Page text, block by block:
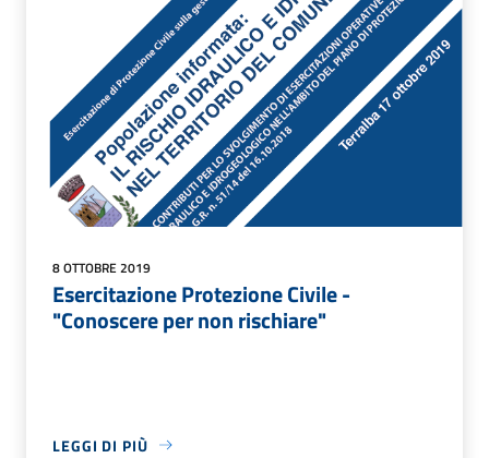
8 OTTOBRE 2019
Esercitazione Protezione Civile -
"Conoscere per non rischiare"
LEGGI DI PIÙ